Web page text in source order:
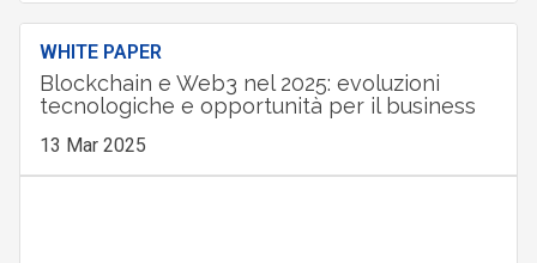
WHITE PAPER
Blockchain e Web3 nel 2025: evoluzioni
tecnologiche e opportunità per il business
13 Mar 2025